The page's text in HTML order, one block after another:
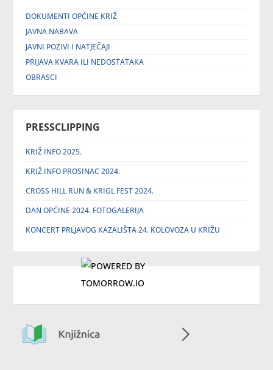
DOKUMENTI OPĆINE KRIŽ
JAVNA NABAVA
JAVNI POZIVI I NATJEČAJI
PRIJAVA KVARA ILI NEDOSTATAKA
OBRASCI
PRESSCLIPPING
KRIŽ INFO 2025.
KRIŽ INFO PROSINAC 2024.
CROSS HILL RUN & KRIGL FEST 2024.
DAN OPĆINE 2024. FOTOGALERIJA
KONCERT PRLJAVOG KAZALIŠTA 24. KOLOVOZA U KRIŽU